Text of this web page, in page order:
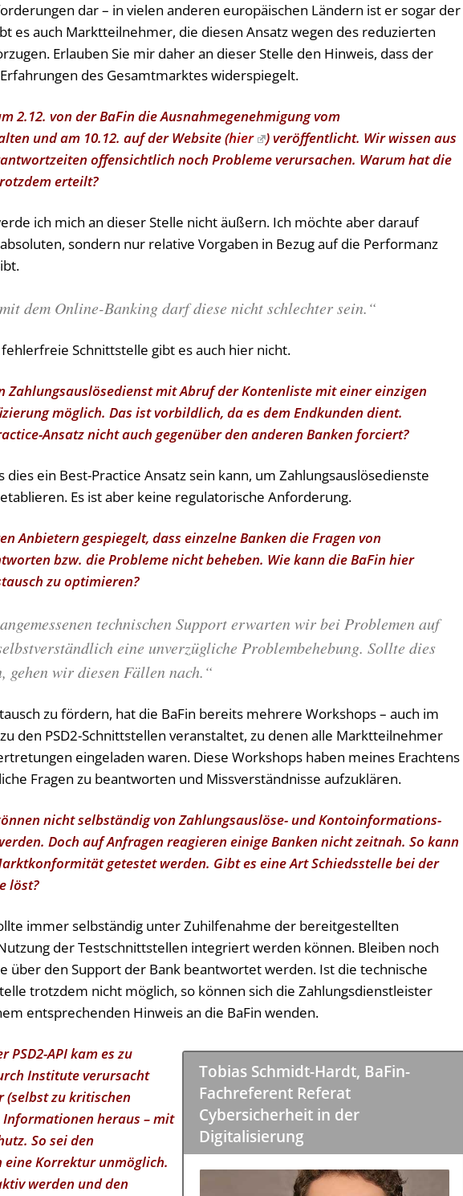
dar – in vielen anderen europäischen Ländern ist er sogar der
es auch Marktteilnehmer, die diesen Ansatz wegen des reduzierten
Erlauben Sie mir daher an dieser Stelle den Hinweis, dass der
des Gesamtmarktes widerspiegelt.
2.12. von der BaFin die Ausnahmegenehmigung vom
und am 10.12. auf der Website (hier
) veröffentlicht. Wir wissen aus
offensichtlich noch Probleme verursachen. Warum hat die
erteilt?
ich mich an dieser Stelle nicht äußern. Ich möchte aber darauf
sondern nur relative Vorgaben in Bezug auf die Performanz
dem Online-Banking darf diese nicht schlechter sein.“
Schnittstelle gibt es auch hier nicht.
Zahlungsauslösedienst mit Abruf der Kontenliste mit einer einzigen
möglich. Das ist vorbildlich, da es dem Endkunden dient.
Ansatz nicht auch gegenüber den anderen Banken forciert?
dies ein Best-Practice Ansatz sein kann, um Zahlungsauslösedienste
Es ist aber keine regulatorische Anforderung.
Anbietern gespiegelt, dass einzelne Banken die Fragen von
bzw. die Probleme nicht beheben. Wie kann die BaFin hier
zu optimieren?
technischen Support erwarten wir bei Problemen auf
eine unverzügliche Problembehebung. Sollte dies
gehen wir diesen Fällen nach.“
zu fördern, hat die BaFin bereits mehrere Workshops – auch im
den PSD2-Schnittstellen veranstaltet, zu denen alle Marktteilnehmer
eingeladen waren. Diese Workshops haben meines Erachtens
Fragen zu beantworten und Missverständnisse aufzuklären.
nicht selbständig von Zahlungsauslöse- und Konto­informations­
Doch auf Anfragen reagieren einige Banken nicht zeitnah. So kann
getestet werden. Gibt es eine Art Schiedsstelle bei der
löst?
immer selbständig unter Zuhilfenahme der bereitgestellten
der Testschnittstellen integriert werden können. Bleiben noch
über den Support der Bank beantwortet werden. Ist die technische
trotzdem nicht möglich, so können sich die Zahlungsdienstleister
entsprechenden Hinweis an die BaFin wenden.
Tobias Schmidt-Hardt, BaFin-
Fachreferent Referat
Cybersicherheit in der
Digitalisierung
API kam es zu
Institute verursacht
(selbst zu kritischen
heraus – mit
So sei den
Korrektur unmöglich.
werden und den